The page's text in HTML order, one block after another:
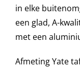
Accessoires en
Onze merken
in elke
een glad, A-
met een
Afmeting Yate